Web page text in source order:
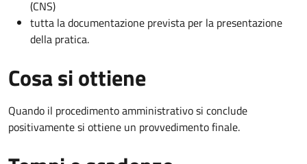
(CNS)
tutta la documentazione prevista per la presentazione
della pratica.
Cosa si ottiene
Quando il procedimento amministrativo si conclude
positivamente si ottiene un provvedimento finale.